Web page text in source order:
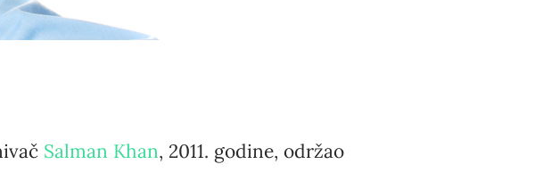
Salman Khan, 2011. godine, održao